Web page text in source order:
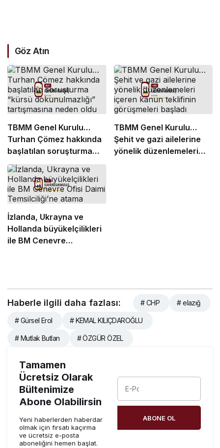
Göz Atın
TBMM Genel Kurulu…
Turhan Çömez hakkında
başlatılan soruşturma
“kürsü dokunulmazlığı”
tartışmasına neden oldu
TBMM Genel Kurulu…
Şehit ve gazi ailelerine
yönelik düzenlemeleri
İzlanda, Ukrayna ve
Hollanda büyükelçilikleri
ile BM Cenevre
Haberle ilgili daha fazlası: # CHP # elazığ
# Gürsel Erol # KEMAL KILIÇDAROĞLU
# Mutlak Butlan # ÖZGÜR ÖZEL
Tamamen
Ücretsiz Olarak
Bültenimize
Abone Olabilirsin
Yeni haberlerden haberdar
olmak için fırsatı kaçırma
ve ücretsiz e-posta
aboneliğini hemen başlat.
ABONE OL